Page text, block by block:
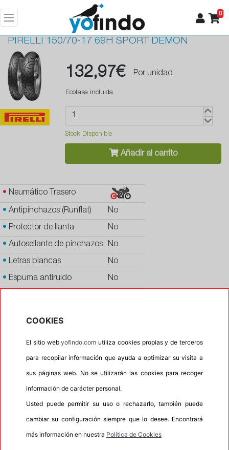
0
PIRELLI 150/70-17 69H SPORT DEMON
132,97€ Por unidad
Ecotasa incluida.
Stock Disponible
Añadir al carrito
• Neumático Trasero
• Antipinchazos (Runflat) No
• Protector de llanta No
• Autosellante de pinchazos No
• Letras blancas No
• Espuma antiruido No
Calidad PREMIUM
P.O.R. No
COOKIES
El sitio webyofindo.com utiliza cookies propias y de terceros
para recopilar información que ayuda a optimizar su visita a
sus páginas web. No se utilizarán las cookies para recoger
información de carácter personal.
Usted puede permitir su uso o rechazarlo, también puede
cambiar su configuración siempre que lo desee. Encontrará
más información en nuestra Política de Cookies